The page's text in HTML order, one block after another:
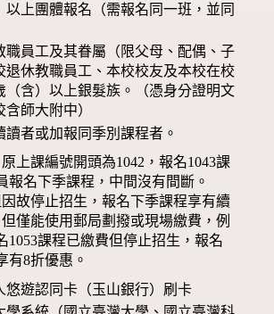
以上團體報名（需報名同一班，並同
職員工及其眷屬（限父母、配偶、子
退休教職員工、本校校友及本校在校
（含）以上銀髮族。（憑身分證明文
師大附中）
讀者或加報同季別課程者。
上課編號開頭為1042，報名1043課
報名下季課程，中間沒有間斷。
故停止招生，報名下季課程享有續
僅能使用郵局劃撥或現場繳費，例
1053課程已繳費但停止招生，報名
有8折優惠。
悠遊認同卡（玉山銀行）刷卡